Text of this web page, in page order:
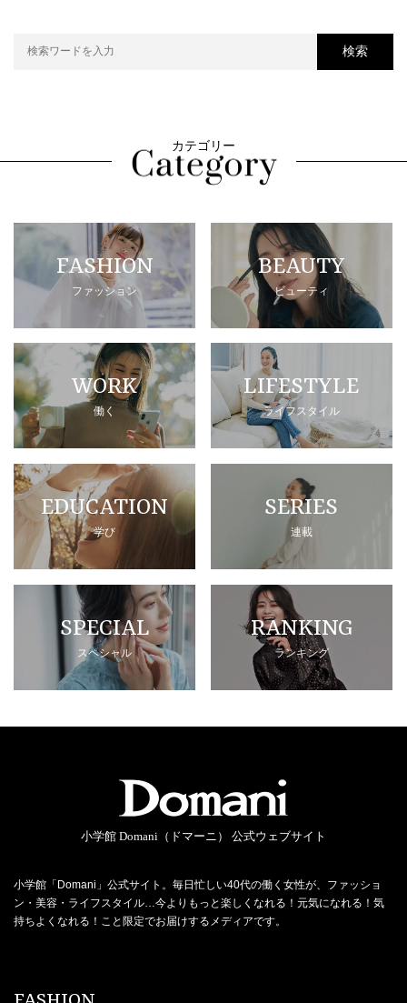
検索
カテゴリー
FASHION
ファッション
BEAUTY
ビューティ
WORK
働く
LIFESTYLE
ライフスタイル
EDUCATION
学び
SERIES
連載
SPECIAL
スペシャル
RANKING
ランキング
小学館 Domani（ドマーニ） 公式ウェブサイト
小学館「Domani」公式サイト。毎日忙しい40代の働く女性が、ファッショ
ン・美容・ライフスタイル…今よりもっと楽しくなれる！元気になれる！気
持ちよくなれる！こと限定でお届けするメディアです。